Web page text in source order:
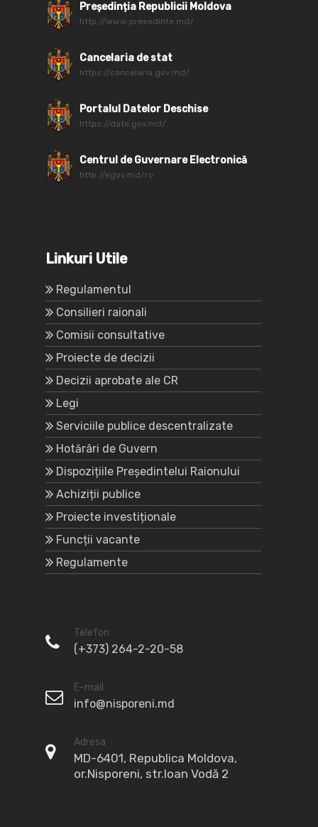
Președinția Republicii Moldova
http://www.presedinte.md/
Cancelaria de stat
https://cancelaria.gov.md/
Portalul Datelor Deschise
https://date.gov.md/
Centrul de Guvernare Electronică
http://egov.md/ro
Linkuri Utile
Regulamentul
Consilieri raionali
Comisii consultative
Proiecte de decizii
Decizii aprobate ale CR
Legi
Serviciile publice descentralizate
Hotărâri de Guvern
Dispozițiile Președintelui Raionului
Achiziții publice
Proiecte investiționale
Funcții vacante
Regulamente
Telefon
(+373) 264-2-20-58
E-mail
info@nisporeni.md
Adresa
MD-6401, Republica Moldova,
or.Nisporeni, str.Ioan Vodă 2